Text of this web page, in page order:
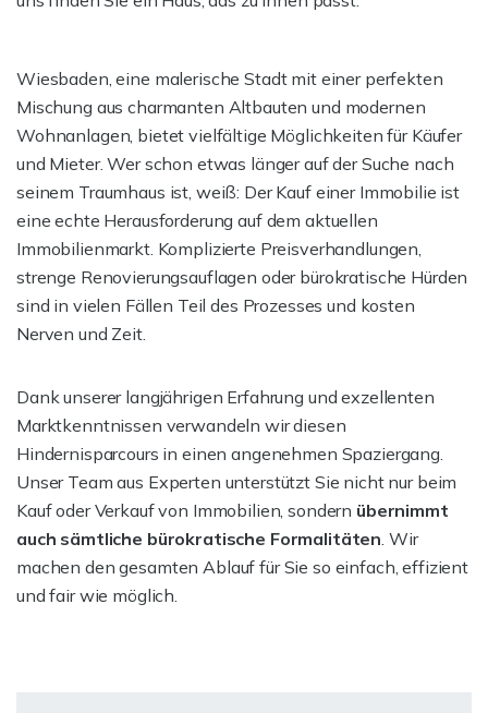
Wiesbaden, eine malerische Stadt mit einer perfekten
Mischung aus charmanten Altbauten und modernen
Wohnanlagen, bietet vielfältige Möglichkeiten für Käufer
und Mieter. Wer schon etwas länger auf der Suche nach
seinem Traumhaus ist, weiß: Der Kauf einer Immobilie ist
eine echte Herausforderung auf dem aktuellen
Immobilienmarkt. Komplizierte Preisverhandlungen,
strenge Renovierungsauflagen oder bürokratische Hürden
sind in vielen Fällen Teil des Prozesses und kosten
Nerven und Zeit.
Dank unserer langjährigen Erfahrung und exzellenten
Marktkenntnissen verwandeln wir diesen
Hindernisparcours in einen angenehmen Spaziergang.
Unser Team aus Experten unterstützt Sie nicht nur beim
Kauf oder Verkauf von Immobilien, sondern übernimmt
auch sämtliche bürokratische Formalitäten. Wir
machen den gesamten Ablauf für Sie so einfach, effizient
und fair wie möglich.